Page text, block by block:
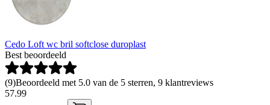
Cedo Loft wc bril softclose duroplast
Best beoordeeld
(9)Beoordeeld met 5.0 van de 5 sterren, 9 klantreviews
57.99